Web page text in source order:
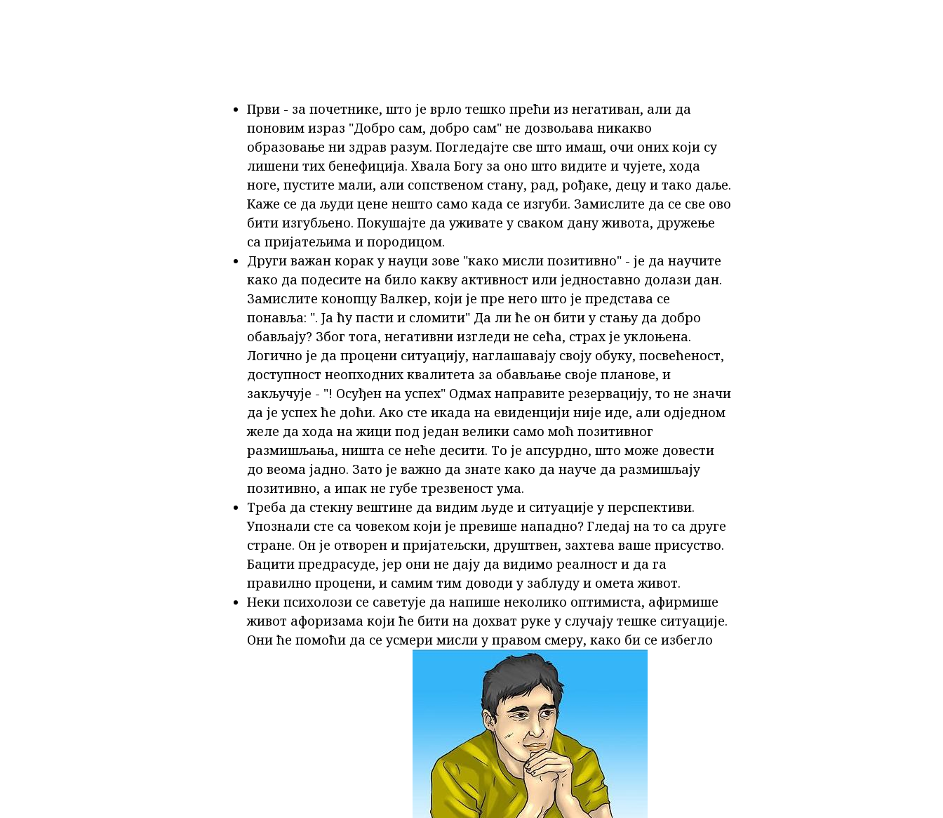
Први - за почетнике, што је врло тешко прећи из негативан, али да
поновим израз "Добро сам, добро сам" не дозвољава никакво
образовање ни здрав разум. Погледајте све што имаш, очи оних који су
лишени тих бенефиција. Хвала Богу за оно што видите и чујете, хода
ноге, пустите мали, али сопственом стану, рад, рођаке, децу и тако даље.
Каже се да људи цене нешто само када се изгуби. Замислите да се све ово
бити изгубљено. Покушајте да уживате у сваком дану живота, дружење
са пријатељима и породицом.
Други важан корак у науци зове "како мисли позитивно" - је да научите
како да подесите на било какву активност или једноставно долази дан.
Замислите конопцу Валкер, који је пре него што је представа се
понавља: ". Ја ћу пасти и сломити" Да ли ће он бити у стању да добро
обављају? Због тога, негативни изгледи не сећа, страх је уклоњена.
Логично је да процени ситуацију, наглашавају своју обуку, посвећеност,
доступност неопходних квалитета за обављање своје планове, и
закључује - "! Осуђен на успех" Одмах направите резервацију, то не значи
да је успех ће доћи. Ако сте икада на евиденцији није иде, али одједном
желе да хода на жици под један велики само моћ позитивног
размишљања, ништа се неће десити. То је апсурдно, што може довести
до веома јадно. Зато је важно да знате како да науче да размишљају
позитивно, а ипак не губе трезвеност ума.
Треба да стекну вештине да видим људе и ситуације у перспективи.
Упознали сте са човеком који је превише нападно? Гледај на то са друге
стране. Он је отворен и пријатељски, друштвен, захтева ваше присуство.
Бацити предрасуде, јер они не дају да видимо реалност и да га
правилно процени, и самим тим доводи у заблуду и омета живот.
Неки психолози се саветује да напише неколико оптимиста, афирмише
живот афоризама који ће бити на дохват руке у случају тешке ситуације.
Они ће помоћи да се усмери мисли у правом смеру, како би се избегло